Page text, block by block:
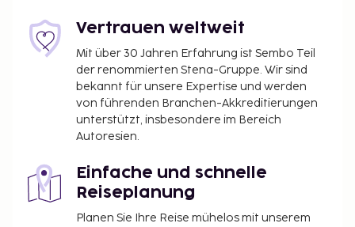
Vertrauen weltweit
Mit über 30 Jahren Erfahrung ist Sembo Teil
der renommierten Stena-Gruppe. Wir sind
bekannt für unsere Expertise und werden
von führenden Branchen-Akkreditierungen
unterstützt, insbesondere im Bereich
Autoresien.
Einfache und schnelle
Reiseplanung
Planen Sie Ihre Reise mühelos mit unserem